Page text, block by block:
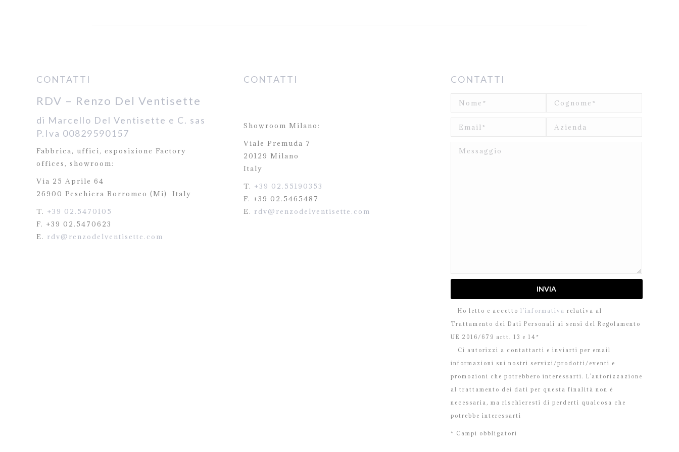
CONTATTI
RDV – Renzo Del Ventisette
di Marcello Del Ventisette e C. sas
P.Iva 00829590157
Fabbrica, uffici, esposizione Factory
offices, showroom:
Via 25 Aprile 64
26900 Peschiera Borromeo (Mi)
Italy
T. +39 02.5470105
F. +39 02.5470623
E. rdv@renzodelventisette.com
CONTATTI
Showroom Milano:
Viale Premuda 7
20129 Milano
Italy
T. +39 02.55190353
F. +39 02.5465487
E. rdv@renzodelventisette.com
CONTATTI
Ho letto e accetto l’informativa relativa al
Trattamento dei Dati Personali ai sensi del Regolamento
UE 2016/679 artt. 13 e 14*
Ci autorizzi a contattarti e inviarti per email
informazioni sui nostri servizi/prodotti/eventi e
promozioni che potrebbero interessarti. L’autorizzazione
al trattamento dei dati per questa finalità non è
necessaria, ma rischieresti di perderti qualcosa che
potrebbe interessarti
* Campi obbligatori